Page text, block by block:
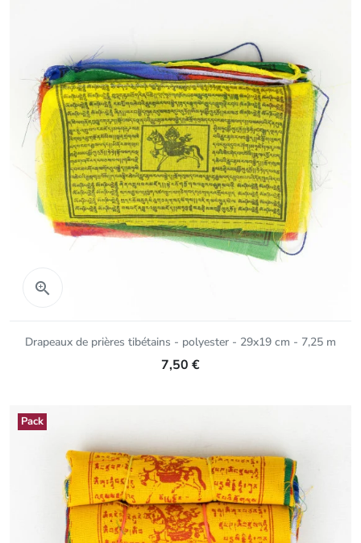

Drapeaux de prières tibétains - polyester - 29x19 cm - 7,25 m
7,50 €
Pack